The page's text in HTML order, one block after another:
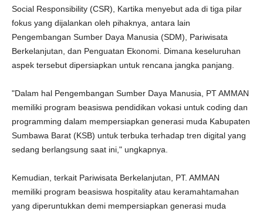
Social Responsibility (CSR), Kartika menyebut ada di tiga pilar
fokus yang dijalankan oleh pihaknya, antara lain
Pengembangan Sumber Daya Manusia (SDM), Pariwisata
Berkelanjutan, dan Penguatan Ekonomi. Dimana keseluruhan
aspek tersebut dipersiapkan untuk rencana jangka panjang.
"Dalam hal Pengembangan Sumber Daya Manusia, PT AMMAN
memiliki program beasiswa pendidikan vokasi untuk coding dan
programming dalam mempersiapkan generasi muda Kabupaten
Sumbawa Barat (KSB) untuk terbuka terhadap tren digital yang
sedang berlangsung saat ini," ungkapnya.
Kemudian, terkait Pariwisata Berkelanjutan, PT. AMMAN
memiliki program beasiswa hospitality atau keramahtamahan
yang diperuntukkan demi mempersiapkan generasi muda